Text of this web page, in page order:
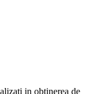
in obtinerea de